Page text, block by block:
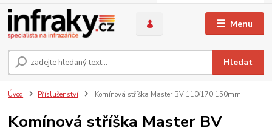
Menu
Hledat
Úvod Příslušenství Komínová stříška Master BV 110/170 150mm
Komínová stříška Master BV